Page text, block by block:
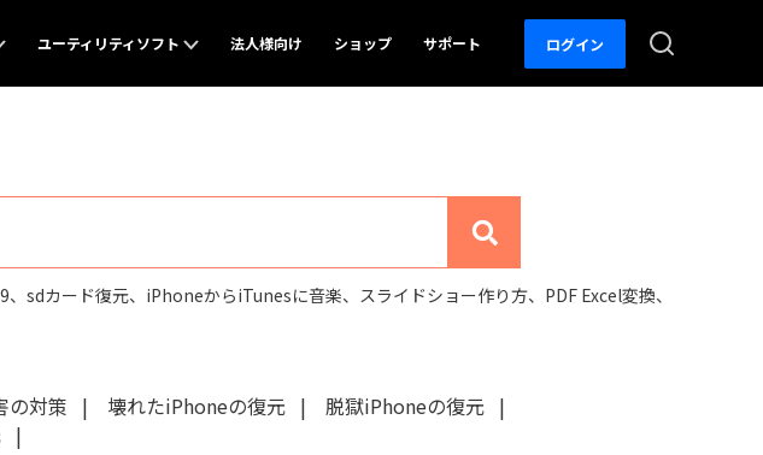
系記事
概要
UI/UXデザイン関連
Cloud
概要
PDF変換方法
OCR 機能活用
ユーティリティソフト
Recoverit
Dr.Fone
子供の安全を守るアプリ
概要
写真の復元方法
スマホ機種変更
法人様向け ショップ サポート ログイン
、 sdカード復元、 iPhoneからiTunesに音楽、 スライドショー作り方、 PDF Excel変換、
の対策 | 壊れたiPhoneの復元 | 脱獄iPhoneの復元 |
|